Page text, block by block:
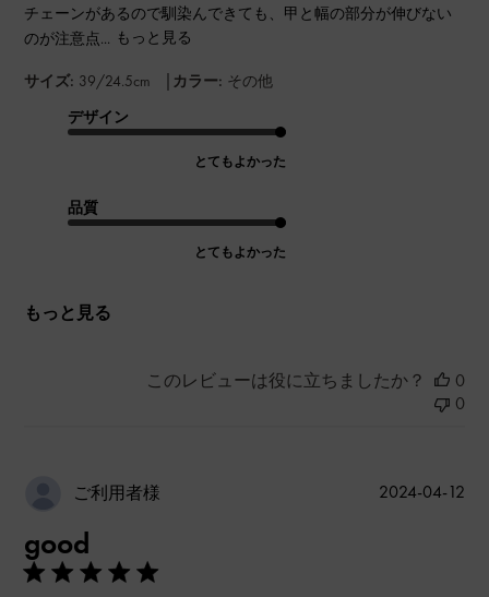
チェーンがあるので馴染んできても、甲と幅の部分が伸びない
のが注意点...
もっと見る
サイズ: 39/24.5cm | カラー: その他
デザイン
とてもよかった
品質
とてもよかった
もっと見る
このレビューは役に立ちましたか？
0
0
ご利用者様
good
公
2024-04-12